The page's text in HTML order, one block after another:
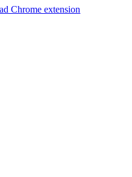
Chrome extension